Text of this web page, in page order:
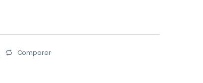
Comparer